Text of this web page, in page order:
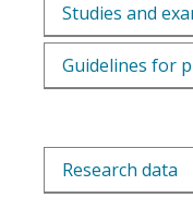
Studies and
Guidelines for
Research data